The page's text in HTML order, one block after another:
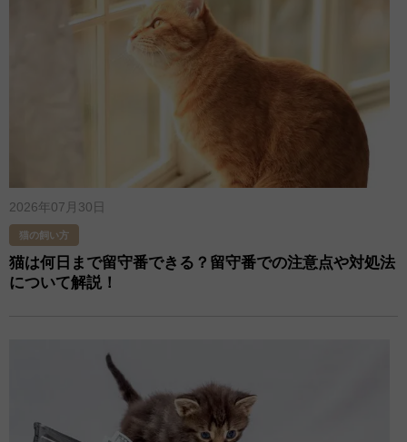
2026年07月30日
猫の飼い方
猫は何日まで留守番できる？留守番での注意点や対処法
について解説！